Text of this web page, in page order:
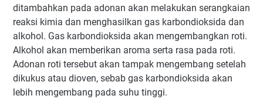
ditambahkan pada adonan akan melakukan serangkaian
reaksi kimia dan menghasilkan gas karbondioksida dan
alkohol. Gas karbondioksida akan mengembangkan roti.
Alkohol akan memberikan aroma serta rasa pada roti.
Adonan roti tersebut akan tampak mengembang setelah
dikukus atau dioven, sebab gas karbondioksida akan
lebih mengembang pada suhu tinggi.